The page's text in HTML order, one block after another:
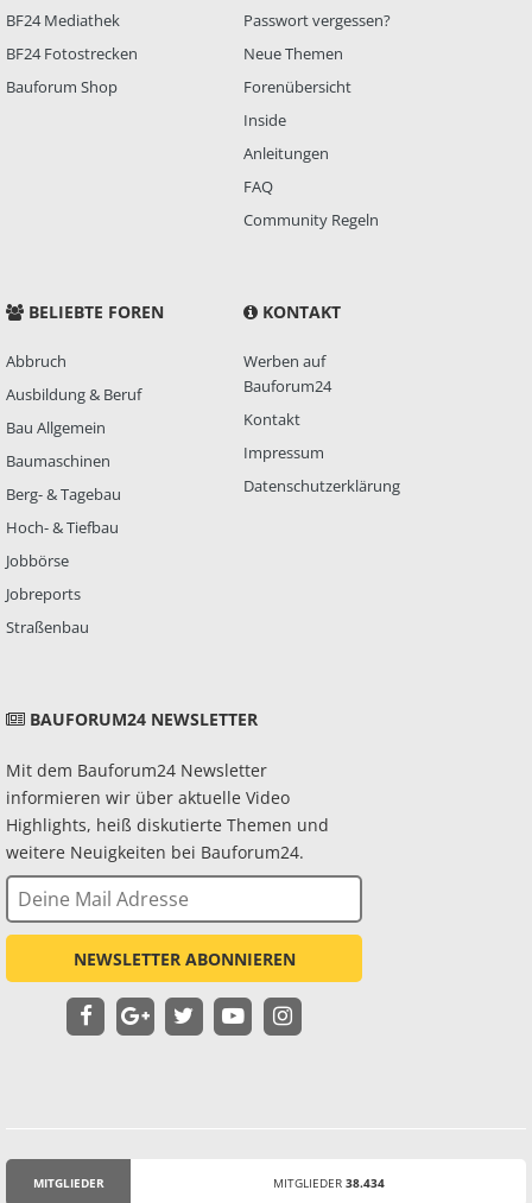
BF24 Mediathek
BF24 Fotostrecken
Bauforum Shop
Passwort vergessen?
Neue Themen
Forenübersicht
Inside
Anleitungen
FAQ
Community Regeln
BELIEBTE FOREN
Abbruch
Ausbildung & Beruf
Bau Allgemein
Baumaschinen
Berg- & Tagebau
Hoch- & Tiefbau
Jobbörse
Jobreports
Straßenbau
KONTAKT
Werben auf
Bauforum24
Kontakt
Impressum
Datenschutzerklärung
BAUFORUM24 NEWSLETTER
Mit dem Bauforum24 Newsletter
informieren wir über aktuelle Video
Highlights, heiß diskutierte Themen und
weitere Neuigkeiten bei Bauforum24.
NEWSLETTER ABONNIEREN
MITGLIEDER MITGLIEDER 38.434